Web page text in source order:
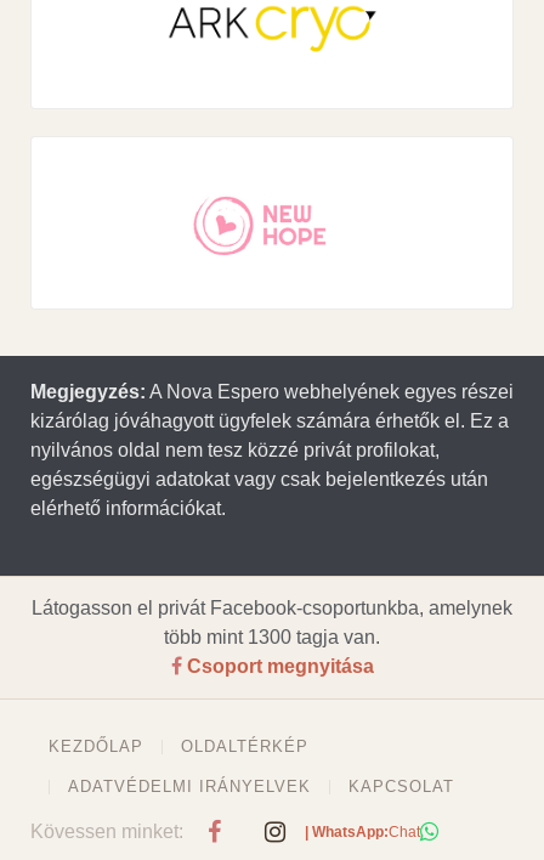
Megjegyzés: A Nova Espero webhelyének egyes részei
kizárólag jóváhagyott ügyfelek számára érhetők el. Ez a
nyilvános oldal nem tesz közzé privát profilokat,
egészségügyi adatokat vagy csak bejelentkezés után
elérhető információkat.
Látogasson el privát Facebook-csoportunkba, amelynek
több mint 1300 tagja van.
Csoport megnyitása
KEZDŐLAP OLDALTÉRKÉP
ADATVÉDELMI IRÁNYELVEK KAPCSOLAT
Kövessen minket: | WhatsApp:Chat